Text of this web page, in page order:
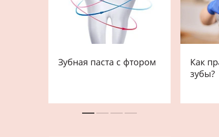
Зубная паста с фтором
Как
зубы?